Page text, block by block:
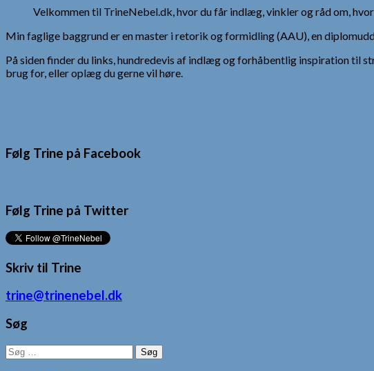
Velkommen til TrineNebel.dk, hvor du får indlæg, vinkler og råd om,
Min faglige baggrund er en master i retorik og formidling (AAU), en
På siden finder du links, hundredevis af indlæg og forhåbentlig inspiration til
brug for, eller oplæg du gerne vil høre.
Følg Trine på Facebook
Følg Trine på Twitter
Skriv til Trine
trine@trinenebel.dk
Søg
Søg
efter: